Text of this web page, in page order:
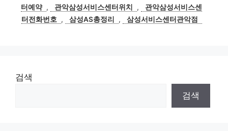
터예약 , 관악삼성서비스센터위치 ,
관악삼성서비스센
터전화번호
, 삼성AS총정리 , 삼성서비스센터관악점
검색
검색